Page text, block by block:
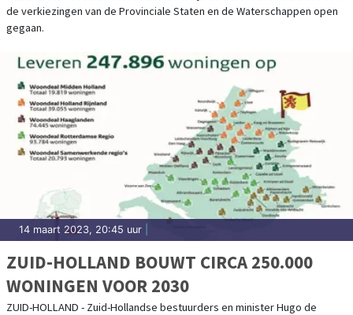
de verkiezingen van de Provinciale Staten en de Waterschappen open
gegaan.
14 maart 2023, 20:45 uur
ZUID-HOLLAND BOUWT CIRCA 250.000
WONINGEN VOOR 2030
ZUID-HOLLAND - Zuid-Hollandse bestuurders en minister Hugo de